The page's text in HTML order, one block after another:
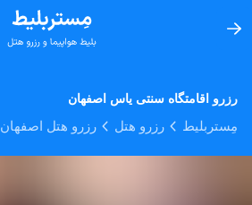
رزرو اقامتگاه سنتی یاس اصفهان
مِستربلیط رزرو هتل رزرو هتل اصفهان